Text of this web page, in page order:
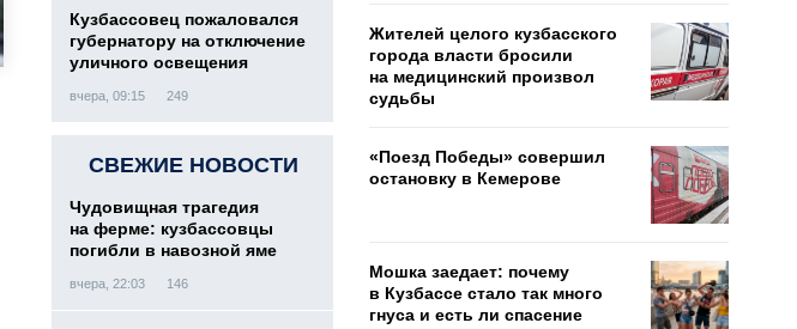
Кузбассовец пожаловался
губернатору на отключение
уличного освещения
вчера, 09:15 249
СВЕЖИЕ НОВОСТИ
Чудовищная трагедия
на ферме: кузбассовцы
погибли в навозной яме
вчера, 22:03 146
Жителей целого кузбасского
города власти бросили
на медицинский произвол
судьбы
«Поезд Победы» совершил
остановку в Кемерове
Мошка заедает: почему
в Кузбассе стало так много
гнуса и есть ли спасение